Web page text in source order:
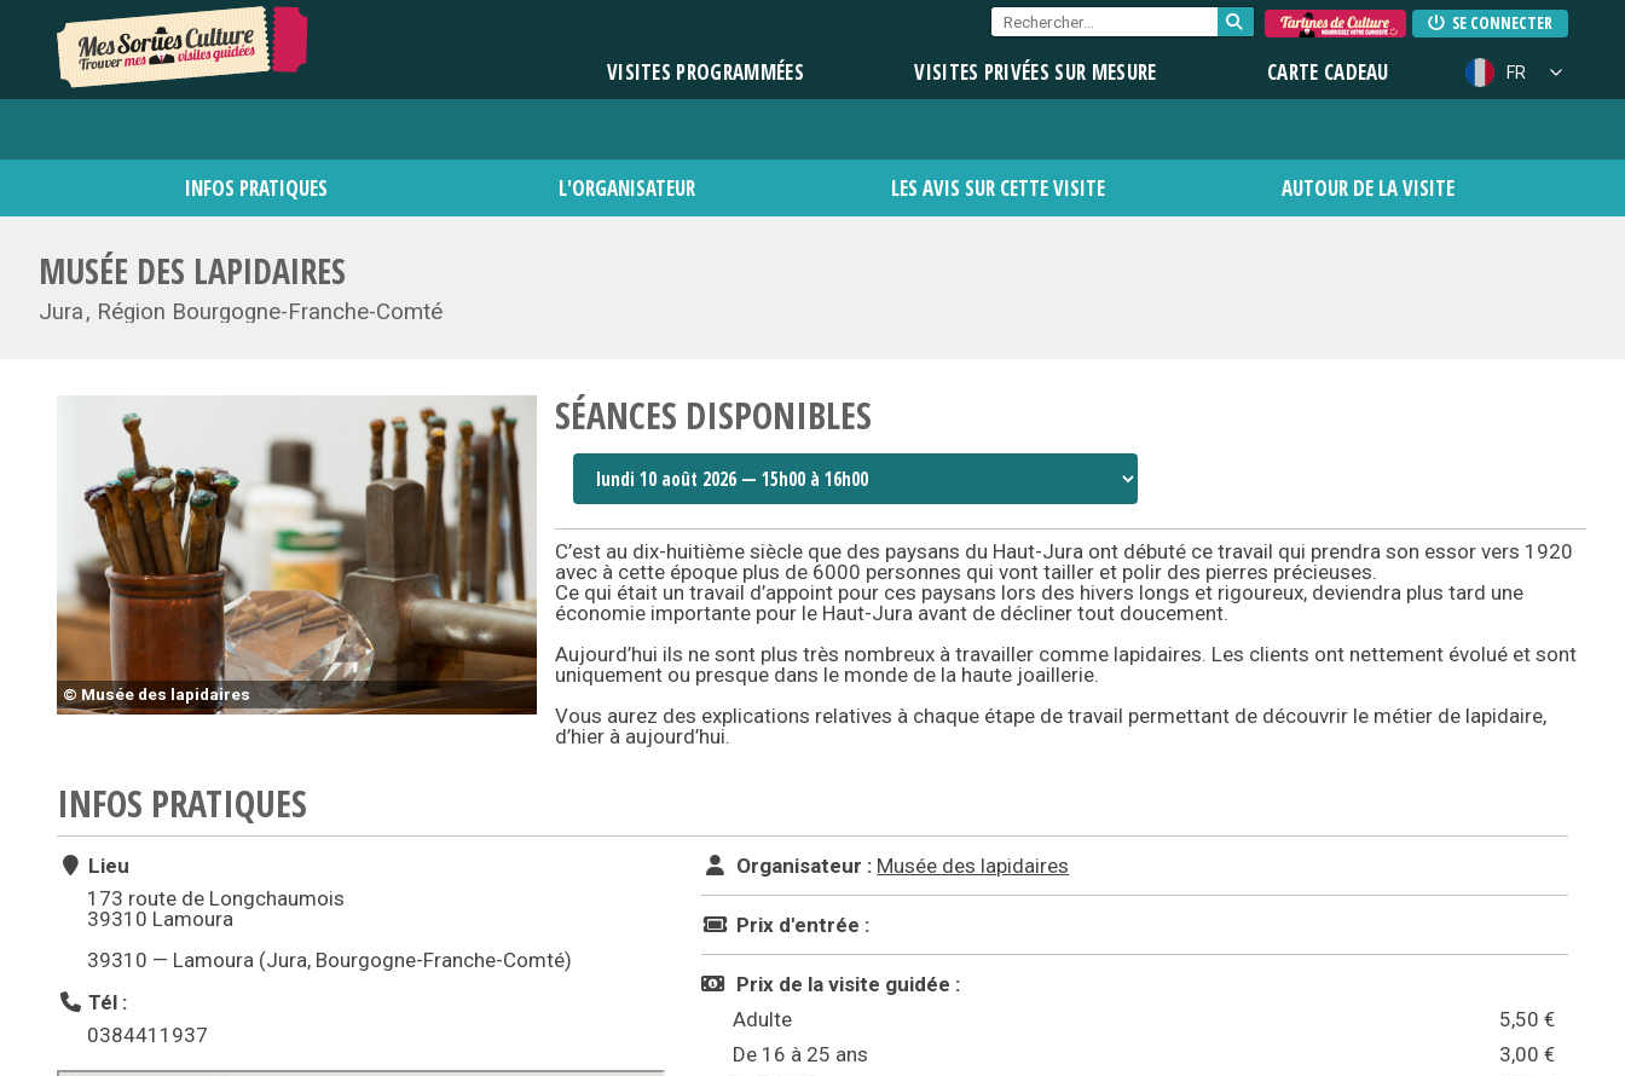
SE CONNECTER
VISITES PROGRAMMÉES VISITES PRIVÉES SUR MESURE CARTE CADEAU FR
INFOS PRATIQUES L'ORGANISATEUR LES AVIS SUR CETTE VISITE AUTOUR DE LA VISITE
MUSÉE DES LAPIDAIRES
Jura Région Bourgogne-Franche-Comté
© Musée des lapidaires
SÉANCES DISPONIBLES
C’est au dix-huitième siècle que des paysans du Haut-Jura ont débuté ce travail qui prendra son essor vers 1920
avec à cette époque plus de 6000 personnes qui vont tailler et polir des pierres précieuses.
Ce qui était un travail d’appoint pour ces paysans lors des hivers longs et rigoureux, deviendra plus tard une
économie importante pour le Haut-Jura avant de décliner tout doucement.
Aujourd’hui ils ne sont plus très nombreux à travailler comme lapidaires. Les clients ont nettement évolué et sont
uniquement ou presque dans le monde de la haute joaillerie.
Vous aurez des explications relatives à chaque étape de travail permettant de découvrir le métier de lapidaire,
d’hier à aujourd’hui.
INFOS PRATIQUES
Lieu
173 route de Longchaumois
39310 Lamoura
39310 — Lamoura (Jura, Bourgogne-Franche-Comté)
Tél :
0384411937
Organisateur : Musée des lapidaires
Prix d'entrée :
Prix de la visite guidée :
Adulte
5,50 €
De 16 à 25 ans
3,00 €